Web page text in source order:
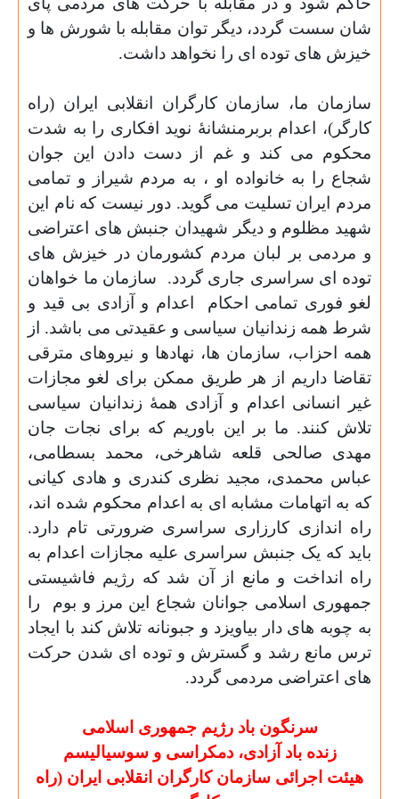
شان سست گردد، دیگر توان مقابله با شورش ها و
خیزش های توده ای را نخواهد داشت.
سازمان ما، سازمان کارگران انقلابی ایران (راه
کارگر)، اعدام بربرمنشانۀ نوید افکاری را به شدت
محکوم می کند و غم از دست دادن این جوان
شجاع را به خانواده او ، به مردم شیراز و تمامی
مردم ایران تسلیت می گوید. دور نیست که نام این
شهید مظلوم و دیگر شهیدان جنبش های اعتراضی
و مردمی بر لبان مردم کشورمان در خیزش های
توده ای سراسری جاری گردد.
سازمان ما خواهان
لغو فوری تمامی احکام
اعدام و آزادی بی قید و
شرط همه زندانیان سیاسی و عقیدتی می باشد. از
همه احزاب، سازمان ها، نهادها و نیروهای مترقی
تقاضا داریم از هر طریق ممکن برای لغو مجازات
غیر انسانی اعدام و آزادی همۀ زندانیان سیاسی
تلاش کنند. ما بر این باوریم که برای نجات جان
مهدی صالحی قلعه شاهرخی، محمد بسطامی،
عباس محمدی، مجید نظری کندری و هادی کیانی
که به اتهامات مشابه ای به اعدام محکوم شده اند،
راه اندازی کارزاری سراسری ضرورتی تام دارد.
باید که یک جنبش سراسری علیه مجازات اعدام به
راه انداخت و مانع از آن شد که رژیم فاشیستی
جمهوری اسلامی جوانان شجاع این مرز و بوم
را
به چوبه های دار بیاویزد و جبونانه تلاش کند با ایجاد
ترس مانع رشد و گسترش و توده ای شدن حرکت
های اعتراضی مردمی گردد.
سرنگون باد رژیم جمهوری اسلامی
زنده باد آزادی، دمکراسی و سوسیالیسم
هیئت اجرائی سازمان کارگران انقلابی ایران (راه